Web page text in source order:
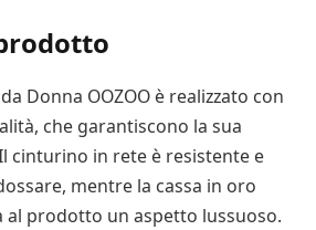
Donna OOZOO è realizzato con
che garantiscono la sua
cinturino in rete è resistente e
mentre la cassa in oro
al prodotto un aspetto lussuoso.